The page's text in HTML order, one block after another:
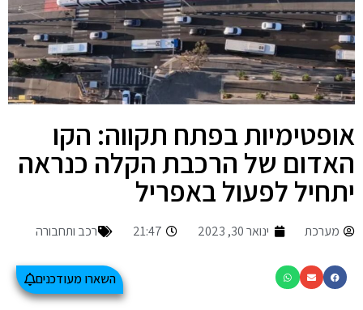
אופטימיות בפתח תקווה: הקו
האדום של הרכבת הקלה כנראה
יתחיל לפעול באפריל
מערכת ינואר 30, 2023 21:47 רכב ותחבורה
השארו מעודכנים